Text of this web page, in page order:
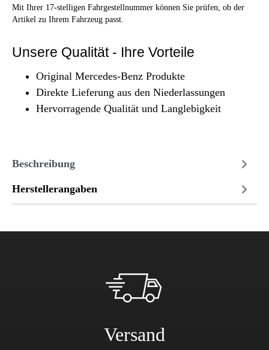
Mit Ihrer 17-stelligen Fahrgestellnummer können Sie prüfen, ob der
Artikel zu Ihrem Fahrzeug passt.
Unsere Qualität - Ihre Vorteile
Original Mercedes-Benz Produkte
Direkte Lieferung aus den Niederlassungen
Hervorragende Qualität und Langlebigkeit
Beschreibung
Herstellerangaben
Versand